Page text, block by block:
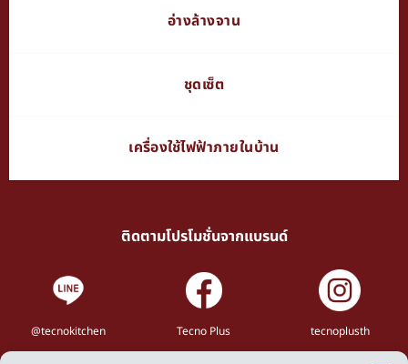
อ่างล้างจาน
ชุดเซ็ต
เครื่องใช้ไฟฟ้าภายในบ้าน
ติดตามโปรโมชั่นจากแบรนด์
@tecnokitchen Tecno Plus tecnoplusth